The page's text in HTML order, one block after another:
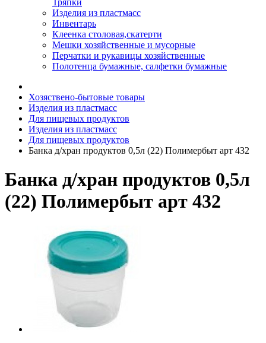
Тряпки
Изделия из пластмасс
Инвентарь
Клеенка столовая,скатерти
Мешки хозяйственные и мусорные
Перчатки и рукавицы хозяйственные
Полотенца бумажные, салфетки бумажные
Хозяствено-бытовые товары
Изделия из пластмасс
Для пищевых продуктов
Изделия из пластмасс
Для пищевых продуктов
Банка д/хран продуктов 0,5л (22) Полимербыт арт 432
Банка д/хран продуктов 0,5л
(22) Полимербыт арт 432